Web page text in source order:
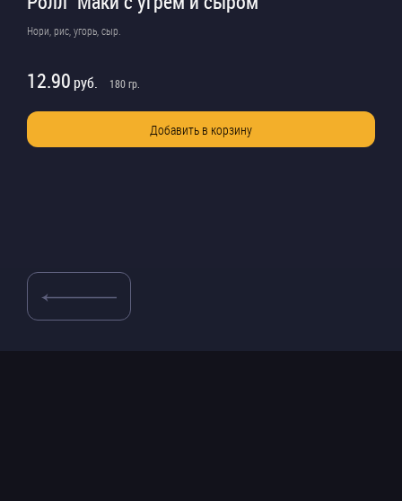
Нори, рис, угорь, сыр.
12.90 руб. 180гр.
Добавить в корзину